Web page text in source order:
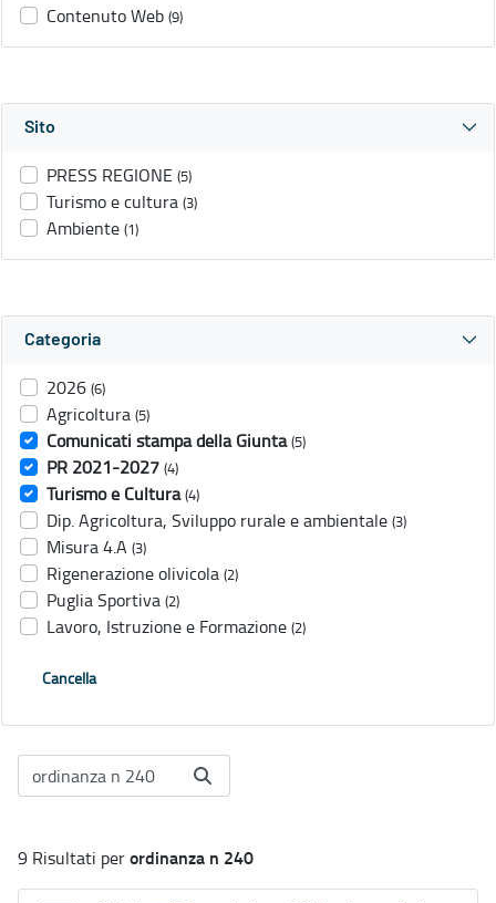
Contenuto Web (9)
Sito
PRESS REGIONE (5)
Turismo e cultura (3)
Ambiente (1)
Categoria
2026 (6)
Agricoltura (5)
Comunicati stampa della Giunta (5)
PR 2021-2027 (4)
Turismo e Cultura (4)
Dip. Agricoltura, Sviluppo rurale e ambientale (3)
Misura 4.A (3)
Rigenerazione olivicola (2)
Puglia Sportiva (2)
Lavoro, Istruzione e Formazione (2)
Cancella
9 Risultati perordinanza n 240